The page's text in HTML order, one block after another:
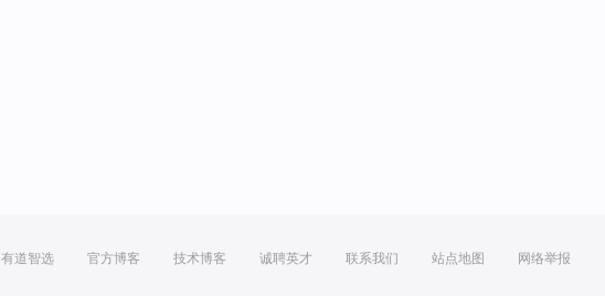
有道智选 官方博客 技术博客 诚聘英才 联系我们 站点地图 网络举报